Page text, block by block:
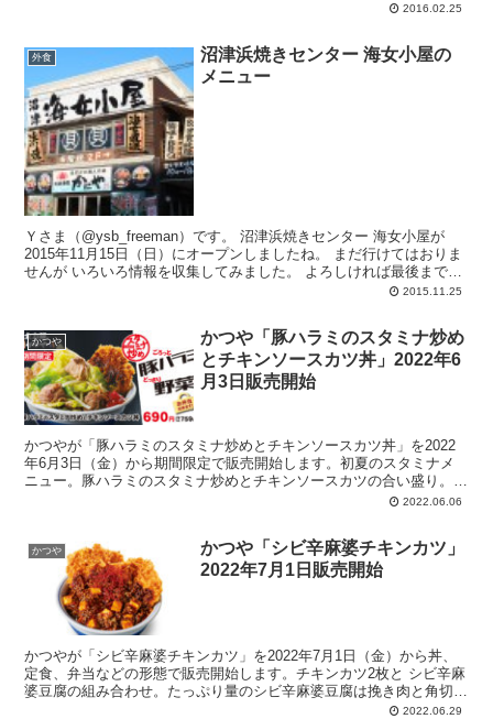
2016.02.25
外食
沼津浜焼きセンター 海女小屋の
メニュー
Ｙさま（@ysb_freeman）です。 沼津浜焼きセンター 海女小屋が
2015年11月15日（日）にオープンしましたね。 まだ行けてはおりま
せんが いろいろ情報を収集してみました。 よろしければ最後までお
2015.11.25
かつや
かつや「豚ハラミのスタミナ炒め
とチキンソースカツ丼」2022年6
月3日販売開始
かつやが「豚ハラミのスタミナ炒めとチキンソースカツ丼」を2022
年6月3日（金）から期間限定で販売開始します。初夏のスタミナメ
ニュー。豚ハラミのスタミナ炒めとチキンソースカツの合い盛り。ご
ろっと大きめカットの豚ハラミ、たっぷり野菜を塩ニンニクたれで仕
2022.06.06
かつや
かつや「シビ辛麻婆チキンカツ」
2022年7月1日販売開始
かつやが「シビ辛麻婆チキンカツ」を2022年7月1日（金）から丼、
定食、弁当などの形態で販売開始します。チキンカツ2枚と シビ辛麻
婆豆腐の組み合わせ。たっぷり量のシビ辛麻婆豆腐は挽き肉と角切り
の豆腐が見えます。花山椒で仕上げ。期間限定。在庫がなくなり次第
2022.06.29